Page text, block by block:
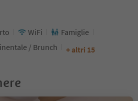
WiFi
Famiglie
/ Brunch
+ altri 15